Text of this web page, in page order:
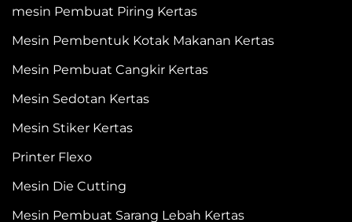
mesin Pembuat Piring Kertas
Mesin Pembentuk Kotak Makanan Kertas
Mesin Pembuat Cangkir Kertas
Mesin Sedotan Kertas
Mesin Stiker Kertas
Printer Flexo
Mesin Die Cutting
Mesin Pembuat Sarang Lebah Kertas